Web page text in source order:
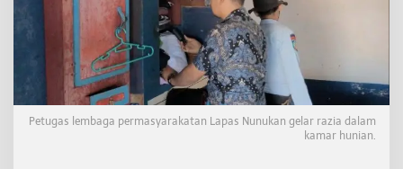
N
i
l
N
Petugas lembaga permasyarakatan Lapas Nunukan gelar razia dalam
kamar hunian.